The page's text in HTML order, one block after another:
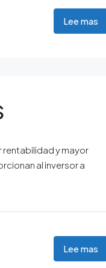
Lee mas
rentabilidad y mayor
al inversor a
Lee mas